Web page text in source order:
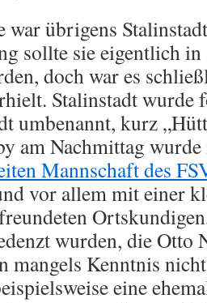
war übrigens
sollte sie eigentlich
doch war es
Stalinstadt wurde
umbenannt, kurz
am Nachmittag
Mannschaft des
vor allem mit einer
wurden, die Otto
mangels Kenntnis
eine